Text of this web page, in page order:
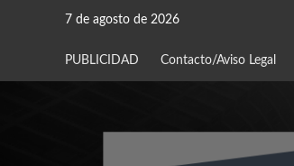
7 de agosto de 2026
PUBLICIDAD Contacto/Aviso Legal